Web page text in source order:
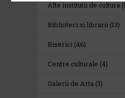
Alte institutii de cultura
Biblioteci si librarii (13)
Biserici (46)
Centre culturale (4)
Galerii de Arta (3)